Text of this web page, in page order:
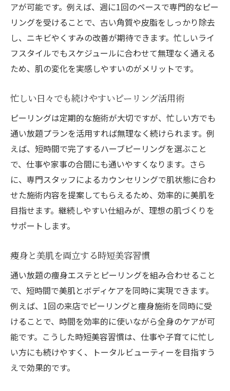
アが可能です。例えば、週に1回のペースで専門的なピー
リングを受けることで、古い角質や皮脂をしっかり除去
し、ニキビやくすみの改善が期待できます。忙しいライ
フスタイルでもスケジュールに合わせて無理なく通える
ため、肌の変化を実感しやすいのがメリットです。
忙しい日々でも続けやすいピーリング活用術
ピーリングは定期的な施術が大切ですが、忙しい方でも
通い放題プランを活用すれば無理なく続けられます。例
えば、短時間で完了するハーブピーリングを選ぶこと
で、仕事や家事の合間にも通いやすくなります。さら
に、専門スタッフによるカウンセリングで肌状態に合わ
せた施術内容を提案してもらえるため、効率的に美肌を
目指せます。継続しやすい仕組みが、理想の肌づくりを
サポートします。
痩身と美肌を両立する時短美容習慣
通い放題の痩身エステとピーリングを組み合わせること
で、短時間で美肌とボディケアを同時に実現できます。
例えば、1回の来店でピーリングと痩身施術を同時に受
けることで、時間を効率的に使いながら全身のケアが可
能です。こうした時短美容習慣は、仕事や子育てに忙し
い方にも続けやすく、トータルビューティーを目指すう
えで効果的です。